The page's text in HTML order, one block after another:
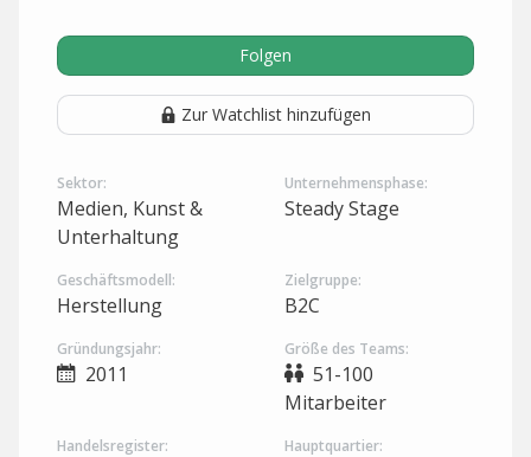
Folgen
Zur Watchlist hinzufügen
Sektor:
Medien, Kunst &
Unterhaltung
Unternehmensphase:
Steady Stage
Geschäftsmodell:
Herstellung
Zielgruppe:
B2C
Gründungsjahr:
2011
Größe des Teams:
51-100
Mitarbeiter
Handelsregister: Hauptquartier: